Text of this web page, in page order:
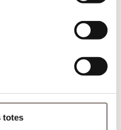
totes